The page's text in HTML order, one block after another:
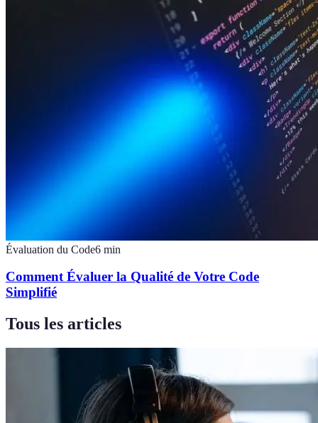
Évaluation du Code6 min
Comment Évaluer la Qualité de Votre Code
Simplifié
Tous les articles